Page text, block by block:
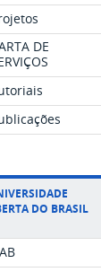
DE
DO BRASIL